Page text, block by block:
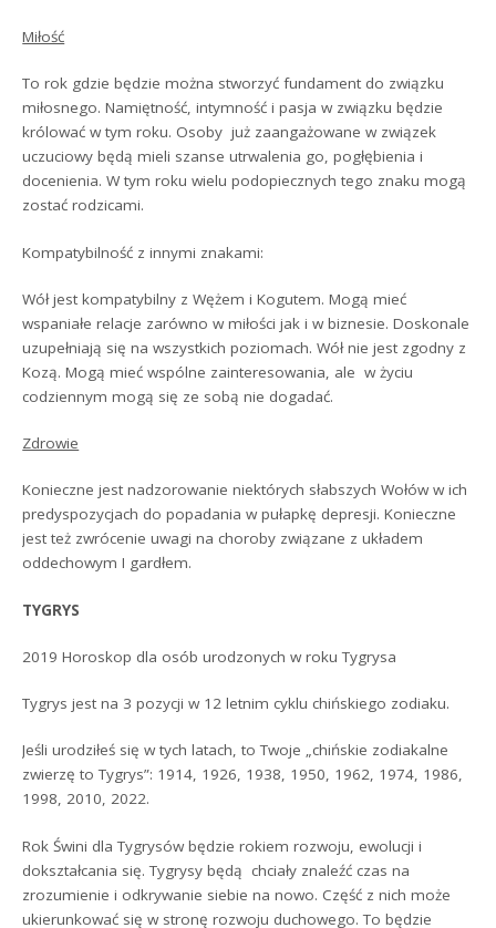
Miłość
To rok gdzie będzie można stworzyć fundament do związku
miłosnego. Namiętność, intymność i pasja w związku będzie
królować w tym roku. Osoby już zaangażowane w związek
uczuciowy będą mieli szanse utrwalenia go, pogłębienia i
docenienia. W tym roku wielu podopiecznych tego znaku mogą
zostać rodzicami.
Kompatybilność z innymi znakami:
Wół jest kompatybilny z Wężem i Kogutem. Mogą mieć
wspaniałe relacje zarówno w miłości jak i w biznesie. Doskonale
uzupełniają się na wszystkich poziomach. Wół nie jest zgodny z
Kozą. Mogą mieć wspólne zainteresowania, ale w życiu
codziennym mogą się ze sobą nie dogadać.
Zdrowie
Konieczne jest nadzorowanie niektórych słabszych Wołów w ich
predyspozycjach do popadania w pułapkę depresji. Konieczne
jest też zwrócenie uwagi na choroby związane z układem
oddechowym I gardłem.
TYGRYS
2019 Horoskop dla osób urodzonych w roku Tygrysa
Tygrys jest na 3 pozycji w 12 letnim cyklu chińskiego zodiaku.
Jeśli urodziłeś się w tych latach, to Twoje „chińskie zodiakalne
zwierzę to Tygrys”: 1914, 1926, 1938, 1950, 1962, 1974, 1986,
1998, 2010, 2022.
Rok Świni dla Tygrysów będzie rokiem rozwoju, ewolucji i
dokształcania się. Tygrysy będą chciały znaleźć czas na
zrozumienie i odkrywanie siebie na nowo. Część z nich może
ukierunkować się w stronę rozwoju duchowego. To będzie